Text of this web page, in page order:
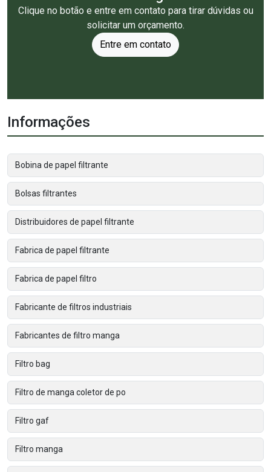
Clique no botão e entre em contato para tirar dúvidas ou
solicitar um orçamento.
Entre em contato
Informações
Bobina de papel filtrante
Bolsas filtrantes
Distribuidores de papel filtrante
Fabrica de papel filtrante
Fabrica de papel filtro
Fabricante de filtros industriais
Fabricantes de filtro manga
Filtro bag
Filtro de manga coletor de po
Filtro gaf
Filtro manga